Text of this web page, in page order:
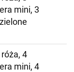
mini, 3
4
mini, 4